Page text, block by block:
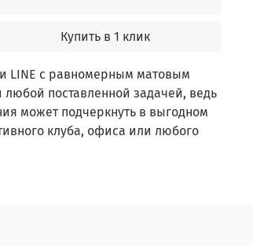
Купить в 1 клик
LINE с равномерным матовым
любой поставленной задачей, ведь
может подчеркнуть в выгодном
клуба, офиса или любого